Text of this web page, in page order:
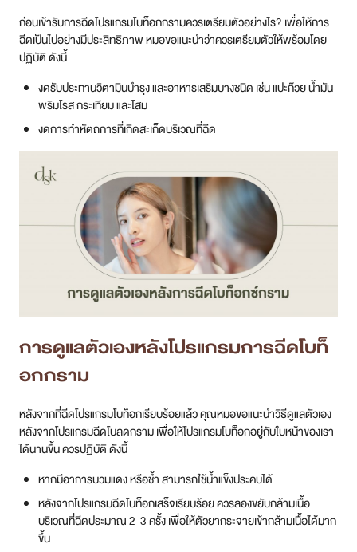
ก่อนเข้ารับการฉีดโปรแกรมโบท็อกกรามควรเตรียมตัวอย่างไร? เพื่อให้การ
ฉีดเป็นไปอย่างมีประสิทธิภาพ หมอขอแนะนำว่าควรเตรียมตัวให้พร้อมโดย
ปฏิบัติ ดังนี้
งดรับประทานวิตามินบำรุง และอาหารเสริมบางชนิด เช่น แปะก๊วย น้ำมัน
พริมโรส กระเทียม และโสม
งดการทำหัตถการที่เกิดสะเก็ดบริเวณที่ฉีด
การดูแลตัวเองหลังโปรแกรมการฉีดโบท็
อกกราม
หลังจากที่ฉีดโปรแกรมโบท็อกเรียบร้อยแล้ว คุณหมอขอแนะนำวิธีดูแลตัวเอง
หลังจากโปรแกรมฉีดโบลดกราม เพื่อให้โปรแกรมโบท็อกอยู่กับใบหน้าของเรา
ได้นานขึ้น ควรปฏิบัติ ดังนี้
หากมีอาการบวมแดง หรือช้ำ สามารถใช้น้ำแข็งประคบได้
หลังจากโปรแกรมฉีดโบท็อกเสร็จเรียบร้อย ควรลองขยับกล้ามเนื้อ
บริเวณที่ฉีดประมาณ 2-3 ครั้ง เพื่อให้ตัวยากระจายเข้ากล้ามเนื้อได้มาก
ขึ้น